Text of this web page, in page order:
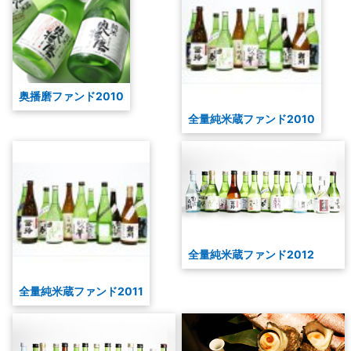
奥播磨ファンド2010
全量純米蔵ファンド2010
全量純米蔵ファンド2011
全量純米蔵ファンド2012